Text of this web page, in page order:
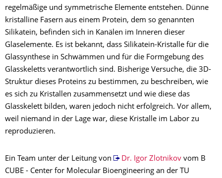
regelmäßige und symmetrische Elemente entstehen. Dünne
kristalline Fasern aus einem Protein, dem so genannten
Silikatein, befinden sich in Kanälen im Inneren dieser
Glaselemente. Es ist bekannt, dass Silikatein-Kristalle für die
Glassynthese in Schwämmen und für die Formgebung des
Glasskeletts verantwortlich sind. Bisherige Versuche, die 3D-
Struktur dieses Proteins zu bestimmen, zu beschreiben, wie
es sich zu Kristallen zusammensetzt und wie diese das
Glasskelett bilden, waren jedoch nicht erfolgreich. Vor allem,
weil niemand in der Lage war, diese Kristalle im Labor zu
reproduzieren.
Ein Team unter der Leitung von Dr. Igor Zlotnikovvom B
CUBE - Center for Molecular Bioengineering an der TU